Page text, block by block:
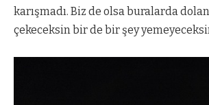
karışmadı. Biz de olsa buralarda
çekeceksin bir de bir şey